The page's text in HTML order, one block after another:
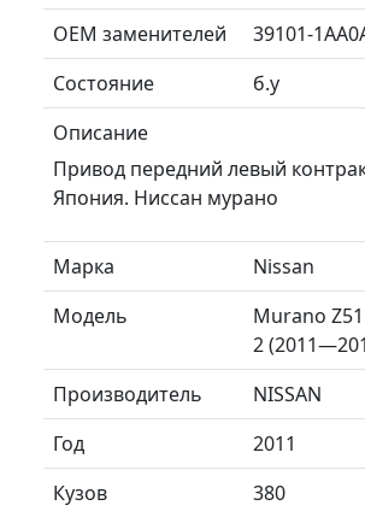
ОЕМ заменителей
39101-
Состояние
б.у
Описание
Привод передний левый
Япония. Ниссан мурано
Марка
Nissan
Модель
Murano
2
Производитель
NISSAN
Год
2011
Кузов
380